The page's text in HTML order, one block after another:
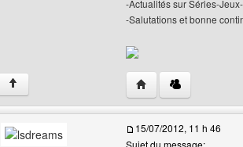
-Actualités sur Séries-
-Salutations et bonne
↑ Visiter le site web de
15/07/2012, 11 h 46
Sujet du message: